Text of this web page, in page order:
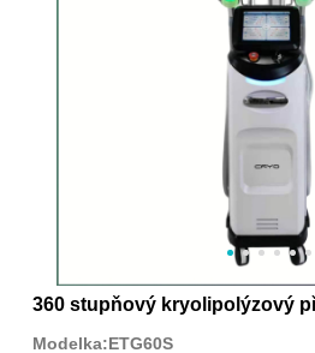
360 stupňový kryolipolýzový
Modelka:ETG60S